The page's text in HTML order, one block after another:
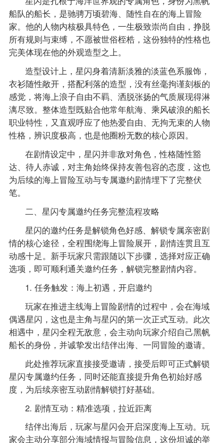
船队的船长，是驰骋万顷碧海、随性自在的海上冒险
家。他的人物内核极具特色，一生极致崇尚自由，挣脱
所有规则与束缚，不愿被世俗桎梏，这份独特的性格也
完美体现在他的外观造型之上。
造型设计上，星闪身着清新淡雅的淡蓝色系服饰，
衣衫随性敞开，搭配利落的造型，没有丝毫拘谨刻板的
感觉，将海上浪子自由不羁、洒脱张扬的气质展现得淋
漓尽致。整体造型既贴合他常年航海、乘风破浪的船长
职业特性，又直观呼应了他热爱自由、无拘无束的人物
性格，辨识度极高，也是他圈粉无数的核心原因。
在剧情设定中，星闪并非敌对角色，性格随性豁
达、待人赤诚，对主角始终保持友善包容的态度，这也
为后续的海上冒险互动与专属邀约剧情埋下了完整伏
笔。
二、星闪专属邀约任务完整流程攻略
星闪的邀约任务是解锁角色好感、解锁专属亲密剧
情的核心途径，全程围绕海上冒险展开，剧情连贯且互
动感十足。新手玩家只需跟随以下步骤，选择对应正确
选项，即可顺利通关邀约任务，解锁完整剧情内容。
1. 任务触发：海上初遇，开启邀约
玩家在推进主线海上冒险剧情的过程中，会在海域
偶遇星闪，这也是主角与星闪的第一次正式互动。此次
相遇中，星闪全程无敌意，会主动向玩家介绍自己黑帆
船长的身份，并诚挚发出结伴出海、一同冒险的邀请。
此处推荐玩家直接接受邀请，接受后即可正式解锁
星闪专属邀约任务，同时还能直接提升角色初始好感
度，为后续亲密互动剧情解锁打好基础。
2. 剧情互动：精准选项，拉近距离
结伴出海后，玩家与星闪会开启深度海上互动。玩
家会主动分享部分海域情报与冒险信息，这份坦诚的举